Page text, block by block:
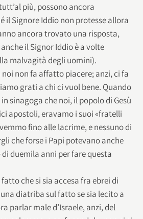
più, possono ancora
il Signore Iddio non protesse allora
ancora trovato una risposta,
il Signor Iddio è a volte
malvagità degli uomini).
non fa affatto piacere; anzi, ci fa
grati a chi ci vuol bene. Quando
sinagoga che noi, il popolo di Gesù
apostoli, eravamo i suoi «fratelli
fino alle lacrime, e nessuno di
che forse i Papi potevano anche
di duemila anni per fare questa
che si sia accesa fra ebrei di
diatriba sul fatto se sia lecito a
parlar male d’Israele, anzi, del